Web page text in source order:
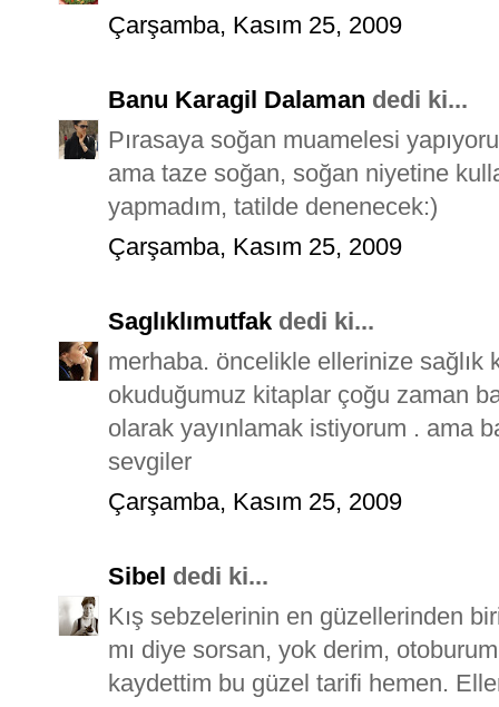
Çarşamba, Kasım 25, 2009
Banu Karagil Dalaman dedi ki...
Pırasaya soğan muamelesi
ama taze soğan, soğan niyetine
yapmadım, tatilde denenecek:)
Çarşamba, Kasım 25, 2009
Saglıklımutfak dedi ki...
merhaba. öncelikle ellerinize
okuduğumuz kitaplar çoğu zaman
olarak yayınlamak istiyorum . ama
sevgiler
Çarşamba, Kasım 25, 2009
Sibel dedi ki...
Kış sebzelerinin en güzellerinden
mı diye sorsan, yok derim,
kaydettim bu güzel tarifi hemen.